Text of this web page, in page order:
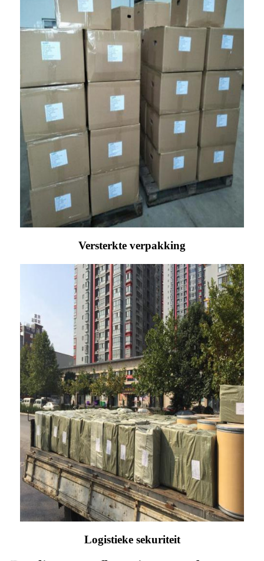
Versterkte verpakking
Logistieke sekuriteit